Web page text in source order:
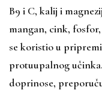
B9 i C, kalij i
mangan, cink,
se koristio u
protuupalnog
doprinose,